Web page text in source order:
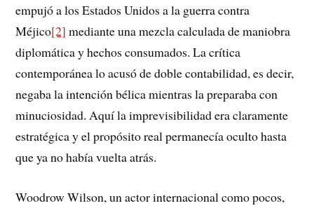
empujó a los Estados Unidos a la guerra contra
Méjico[2] mediante una mezcla calculada de maniobra
diplomática y hechos consumados. La crítica
contemporánea lo acusó de doble contabilidad, es decir,
negaba la intención bélica mientras la preparaba con
minuciosidad. Aquí la imprevisibilidad era claramente
estratégica y el propósito real permanecía oculto hasta
que ya no había vuelta atrás.
Woodrow Wilson, un actor internacional como pocos,